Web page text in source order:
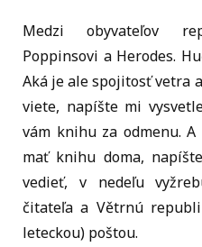
Medzi obyvateľov
Poppinsovi a Herodes.
Aká je ale spojitosť vetra
viete, napíšte mi
vám knihu za odmenu.
mať knihu doma,
vedieť, v nedeľu
čitateľa a Větrnú
leteckou) poštou.